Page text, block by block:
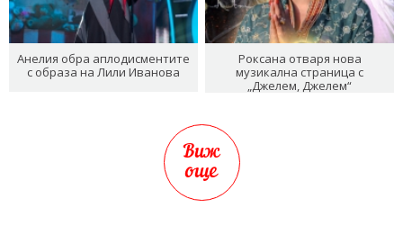
Анелия обра аплодисментите
с образа на Лили Иванова
Роксана отваря нова
музикална страница с
„Джелем, Джелем“
Виж
още